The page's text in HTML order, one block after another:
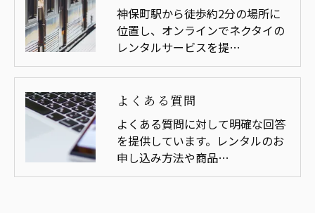
神保町駅から徒歩約2分の場所に
位置し、オンラインでネクタイの
レンタルサービスを提…
よくある質問
よくある質問に対して明確な回答
を提供しています。レンタルのお
申し込み方法や商品…